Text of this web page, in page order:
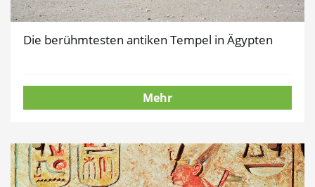
Die berühmtesten antiken Tempel in Ägypten
Mehr